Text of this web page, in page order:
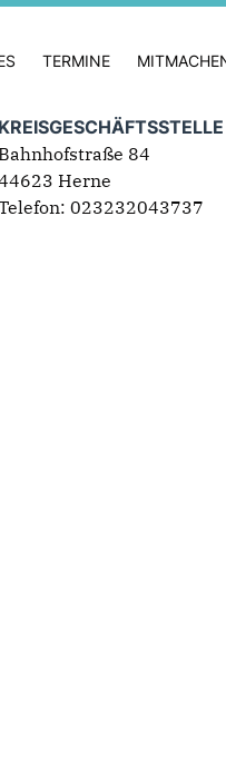
TERMINE
KREISGESCHÄFTSSTELLE
84
Herne
023232043737